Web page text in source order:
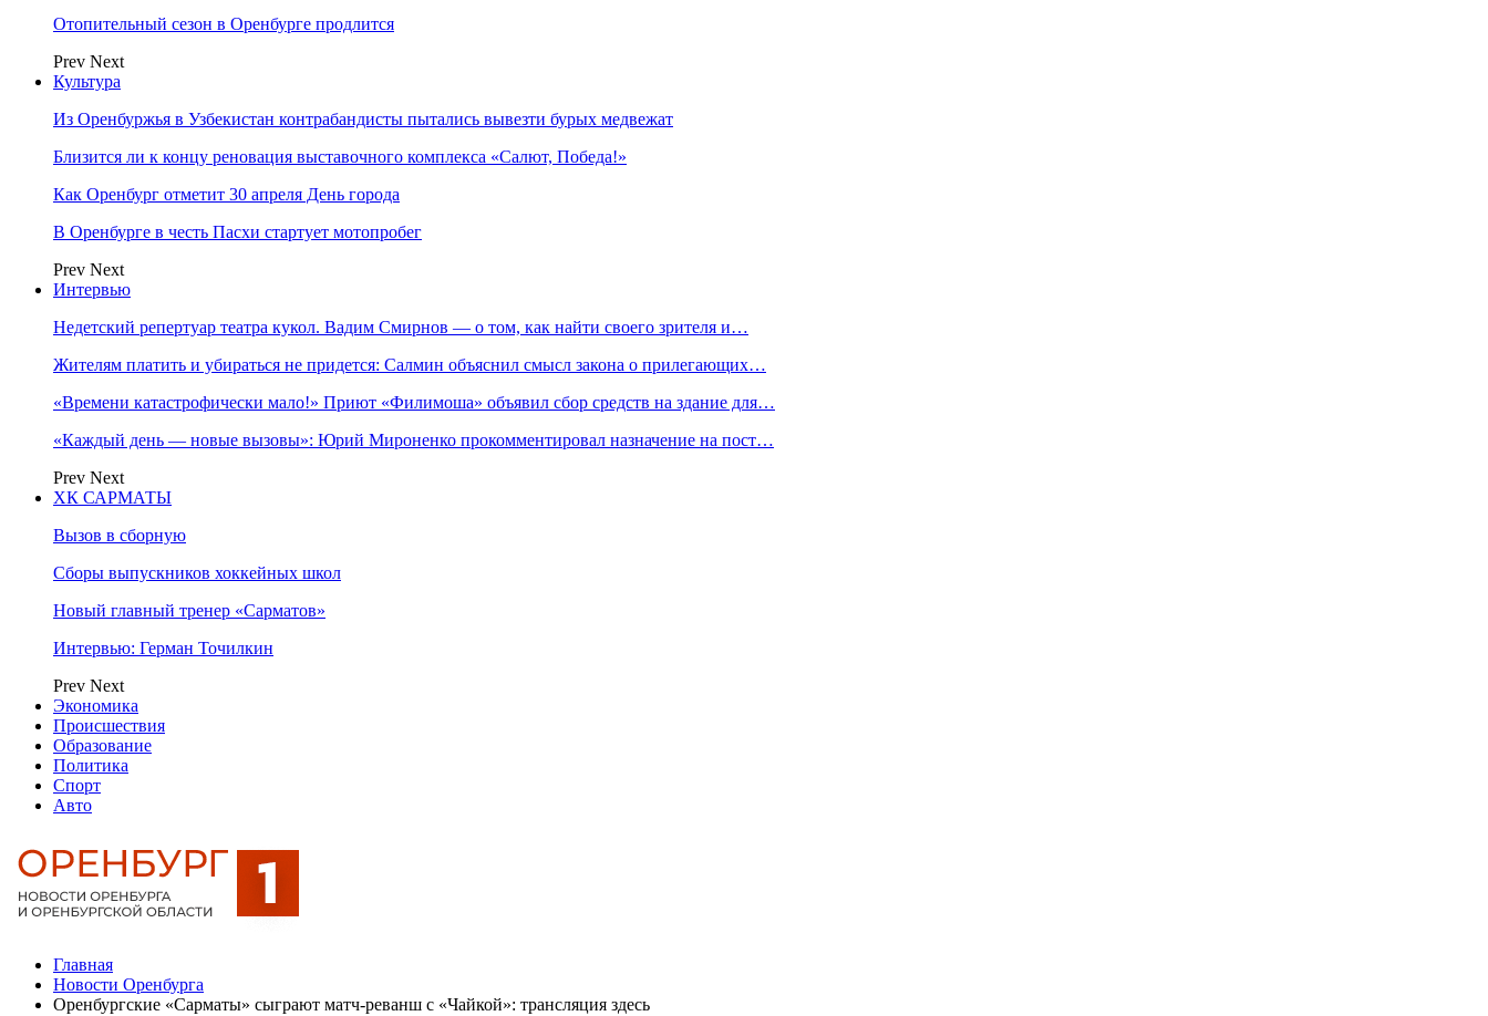
Отопительный сезон в Оренбурге продлится
Prev Next
Культура
Из Оренбуржья в Узбекистан контрабандисты пытались вывезти бурых медвежат
Близится ли к концу реновация выставочного комплекса «Салют, Победа!»
Как Оренбург отметит 30 апреля День города
В Оренбурге в честь Пасхи стартует мотопробег
Prev Next
Интервью
Недетский репертуар театра кукол. Вадим Смирнов — о том, как найти своего зрителя и…
Жителям платить и убираться не придется: Салмин объяснил смысл закона о прилегающих…
«Времени катастрофически мало!» Приют «Филимоша» объявил сбор средств на здание для…
«Каждый день — новые вызовы»: Юрий Мироненко прокомментировал назначение на пост…
Prev Next
ХК САРМАТЫ
Вызов в сборную
Сборы выпускников хоккейных школ
Новый главный тренер «Сарматов»
Интервью: Герман Точилкин
Prev Next
Экономика
Происшествия
Образование
Политика
Спорт
Авто
Главная
Новости Оренбурга
Оренбургские «Сарматы» сыграют матч-реванш с «Чайкой»: трансляция здесь